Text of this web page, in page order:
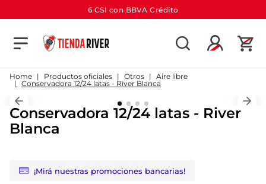
6 CSI con BBVA Crédito
Productos oficiales Otros
Aire libre
Conservadora 12/24 latas - River Blanca
Conservadora 12/24 latas - River
Blanca
¡Mirá nuestras promociones bancarias!
TÉRMINOS MÁS BUSCADOS
1
camiseta
3 .
gorra
4.
short
pantalon